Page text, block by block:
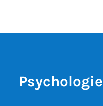
Psychologie